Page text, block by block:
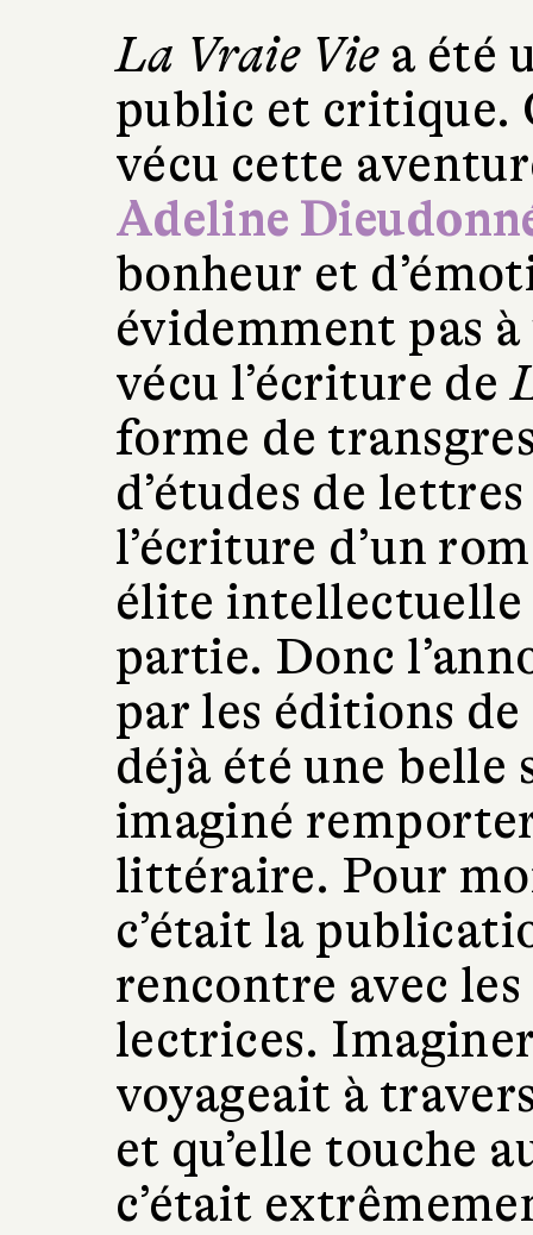
La Vraie Viea été
public et critique.
vécu cette
Adeline
bonheur et
évidemment pas à
vécu l’écriture de
forme de
d’études de
l’écriture d’un
élite intellectuelle
partie. Donc
par les éditions
déjà été une belle
imaginé
littéraire. Pour
c’était la
rencontre avec
lectrices.
voyageait à
et qu’elle touche
c’était